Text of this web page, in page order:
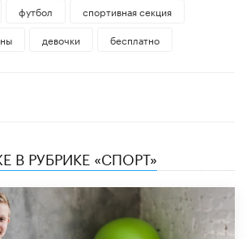
футбол
спортивная секция
девочки бесплатно
В РУБРИКЕ «СПОРТ»